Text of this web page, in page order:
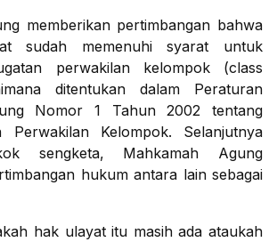
memberikan pertimbangan bahwa
sudah memenuhi syarat untuk
perwakilan kelompok (class
ditentukan dalam Peraturan
Nomor 1 Tahun 2002 tentang
Perwakilan Kelompok. Selanjutnya
sengketa, Mahkamah Agung
hukum antara lain sebagai
hak ulayat itu masih ada ataukah